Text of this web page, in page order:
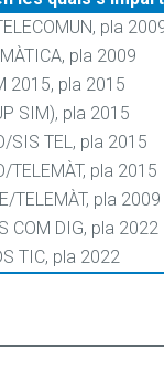
pla
pla 2009
2015, pla 2015
SIM), pla 2015
SIS TEL, pla 2015
TELEMÀT, pla 2015
TELEMÀT, pla 2009
COM DIG, pla 2022
TIC, pla 2022